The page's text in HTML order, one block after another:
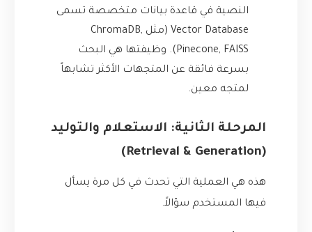
النصية في قاعدة بيانات متخصصة تسمى
Vector Database (مثل ChromaDB,
Pinecone, FAISS). وظيفتها هي البحث
بسرعة فائقة عن المتجهات الأكثر تشابهاً
لمتجه معين.
المرحلة الثانية: الاستعلام والتوليد
(Retrieval & Generation)
هذه هي العملية التي تحدث في كل مرة يسأل
فيها المستخدم سؤالاً.